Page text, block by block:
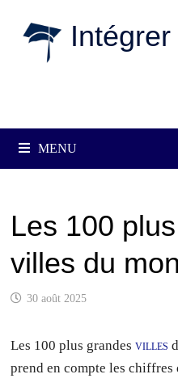
MENU
Les 100
villes du
30 août 2025
Les 100 plus grandesvilles
prend en compte les